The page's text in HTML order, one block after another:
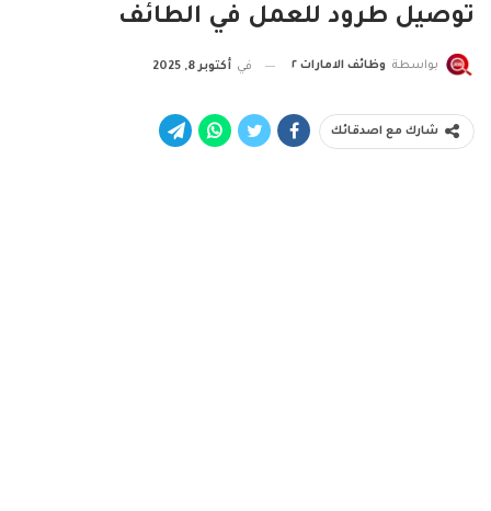
توصيل طرود للعمل في الطائف
بواسطة وظائف الامارات ٢ في أكتوبر 8, 2025
شارك مع اصدقائك